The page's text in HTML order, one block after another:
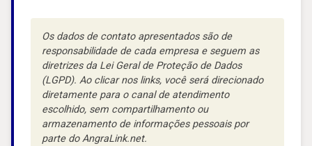
Os dados de contato apresentados são de
responsabilidade de cada empresa e seguem as
diretrizes da Lei Geral de Proteção de Dados
(LGPD). Ao clicar nos links, você será direcionado
diretamente para o canal de atendimento
escolhido, sem compartilhamento ou
armazenamento de informações pessoais por
parte do AngraLink.net.